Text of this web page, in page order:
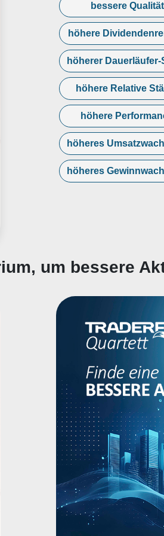
bessere Qualität
höhere
höherer Dauerläufer-
höhere Relative
höhere
höheres
höheres
um bessere